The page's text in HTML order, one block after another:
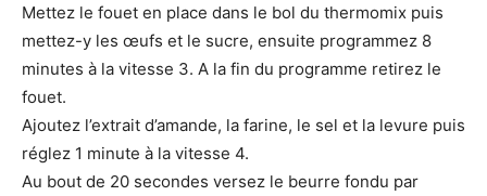
Mettez le fouet en place dans le bol du thermomix puis
mettez-y les œufs et le sucre, ensuite programmez 8
minutes à la vitesse 3. A la fin du programme retirez le
fouet.
Ajoutez l’extrait d’amande, la farine, le sel et la levure puis
réglez 1 minute à la vitesse 4.
Au bout de 20 secondes versez le beurre fondu par